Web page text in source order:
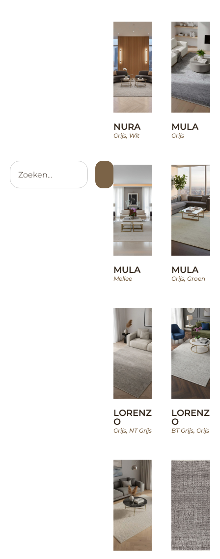
NURA
Grijs, Wit
MULA
Grijs
MULA
Mellee
MULA
Grijs,Groen
LORENZ
O
Grijs, NT Grijs
LORENZ
O
BT Grijs,Grijs